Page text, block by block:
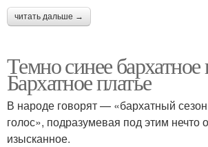
читать дальше →
Темно синее бархатное
Бархатное платье
В народе говорят — «бархатный
голос», подразумевая под этим нечто
изысканное.